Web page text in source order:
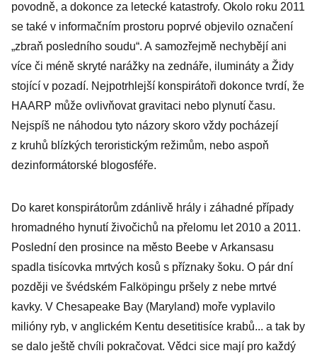
povodně, a dokonce za letecké katastrofy. Okolo roku 2011
se také v informačním prostoru poprvé objevilo označení
„zbraň posledního soudu“. A samozřejmě nechybějí ani
více či méně skryté narážky na zednáře, ilumináty a Židy
stojící v pozadí. Nejpotrhlejší konspirátoři dokonce tvrdí, že
HAARP může ovlivňovat gravitaci nebo plynutí času.
Nejspíš ne náhodou tyto názory skoro vždy pocházejí
z kruhů blízkých teroristickým režimům, nebo aspoň
dezinformátorské blogosféře.
Do karet konspirátorům zdánlivě hrály i záhadné případy
hromadného hynutí živočichů na přelomu let 2010 a 2011.
Poslední den prosince na město Beebe v Arkansasu
spadla tisícovka mrtvých kosů s příznaky šoku. O pár dní
později ve švédském Falköpingu pršely z nebe mrtvé
kavky. V Chesapeake Bay (Maryland) moře vyplavilo
milióny ryb, v anglickém Kentu desetitisíce krabů... a tak by
se dalo ještě chvíli pokračovat. Vědci sice mají pro každý